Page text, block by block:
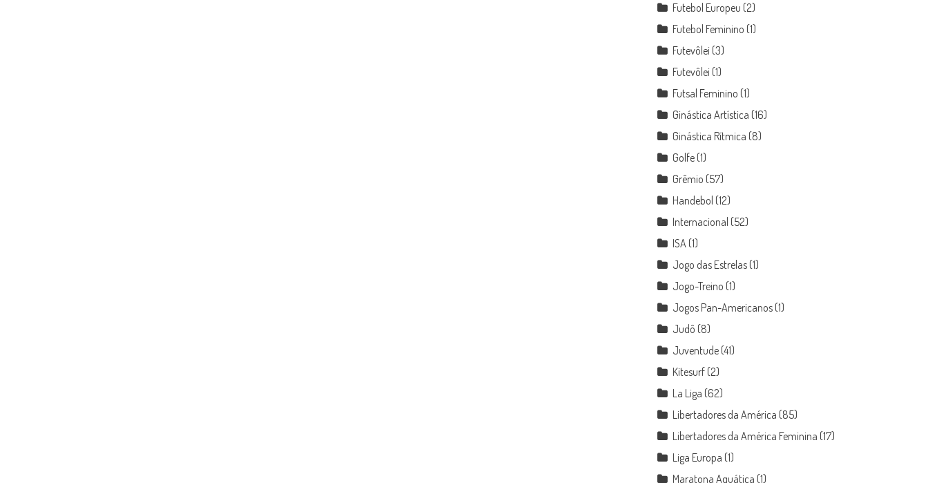
Futebol Europeu (2)
Futebol Feminino (1)
Futevôlei (3)
Futevôlei (1)
Futsal Feminino (1)
Ginástica Artística (16)
Ginástica Rítmica (8)
Golfe (1)
Grêmio (57)
Handebol (12)
Internacional (52)
ISA (1)
Jogo das Estrelas (1)
Jogo-Treino (1)
Jogos Pan-Americanos (1)
Judô (8)
Juventude (41)
Kitesurf (2)
La Liga (62)
Libertadores da América (85)
Libertadores da América Feminina (17)
Liga Europa (1)
Maratona Aquática (1)